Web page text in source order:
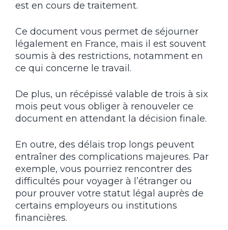
est en cours de traitement.
Ce document vous permet de séjourner
légalement en France, mais il est souvent
soumis à des restrictions, notamment en
ce qui concerne le travail.
De plus, un récépissé valable de trois à six
mois peut vous obliger à renouveler ce
document en attendant la décision finale.
En outre, des délais trop longs peuvent
entraîner des complications majeures. Par
exemple, vous pourriez rencontrer des
difficultés pour voyager à l’étranger ou
pour prouver votre statut légal auprès de
certains employeurs ou institutions
financières.